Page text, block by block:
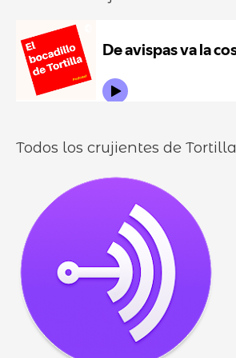
Todos los crujientes de Tortilla